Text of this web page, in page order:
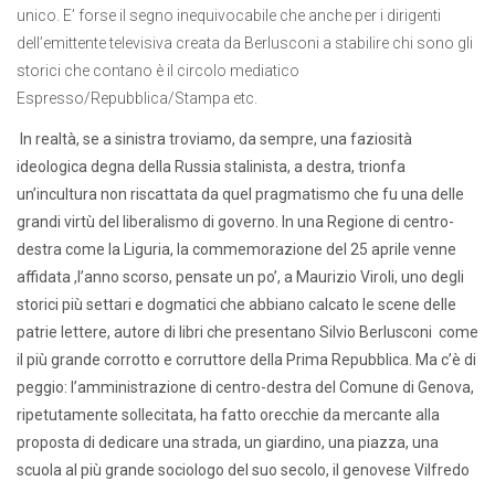
unico. E’ forse il segno inequivocabile che anche per i dirigenti
dell’emittente televisiva creata da Berlusconi a stabilire chi sono gli
storici che contano è il circolo mediatico
Espresso/Repubblica/Stampa etc.
In realtà, se a sinistra troviamo, da sempre, una faziosità
ideologica degna della Russia stalinista, a destra, trionfa
un’incultura non riscattata da quel pragmatismo che fu una delle
grandi virtù del liberalismo di governo. In una Regione di centro-
destra come la Liguria, la commemorazione del 25 aprile venne
affidata ,l’anno scorso, pensate un po’, a Maurizio Viroli, uno degli
storici più settari e dogmatici che abbiano calcato le scene delle
patrie lettere, autore di libri che presentano Silvio Berlusconi come
il più grande corrotto e corruttore della Prima Repubblica. Ma c’è di
peggio: l’amministrazione di centro-destra del Comune di Genova,
ripetutamente sollecitata, ha fatto orecchie da mercante alla
proposta di dedicare una strada, un giardino, una piazza, una
scuola al più grande sociologo del suo secolo, il genovese Vilfredo